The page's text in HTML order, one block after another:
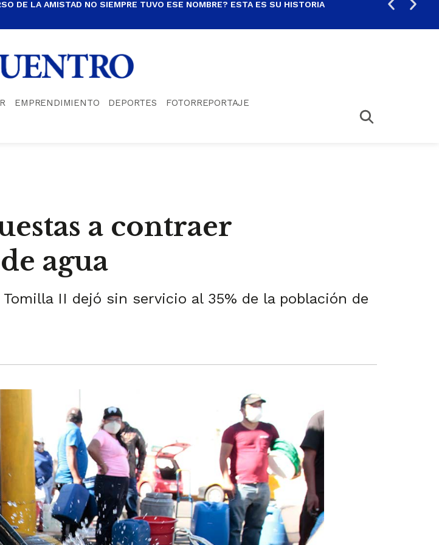
DE LA AMISTAD NO SIEMPRE TUVO ESE NOMBRE? ESTA ES SU HISTORIA
EMPRENDIMIENTO DEPORTES FOTORREPORTAJE
a contraer
agua
II dejó sin servicio al 35% de la población de